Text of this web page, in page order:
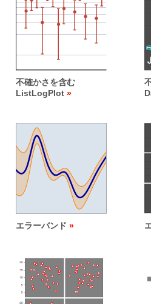
不確かさを含む
ListLogPlot
エラーバンド